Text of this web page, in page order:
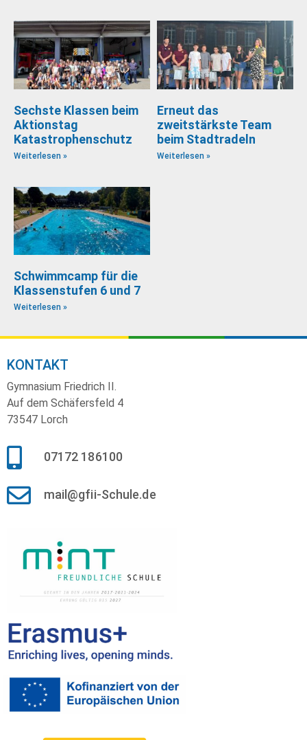
Sechste Klassen beim
Aktionstag
Katastrophenschutz
Weiterlesen »
Erneut das
zweitstärkste Team
beim Stadtradeln
Weiterlesen »
Schwimmcamp für die
Klassenstufen 6 und 7
Weiterlesen »
KONTAKT
Gymnasium Friedrich II.
Auf dem Schäfersfeld 4
73547 Lorch
07172 186100
mail@gfii-Schule.de